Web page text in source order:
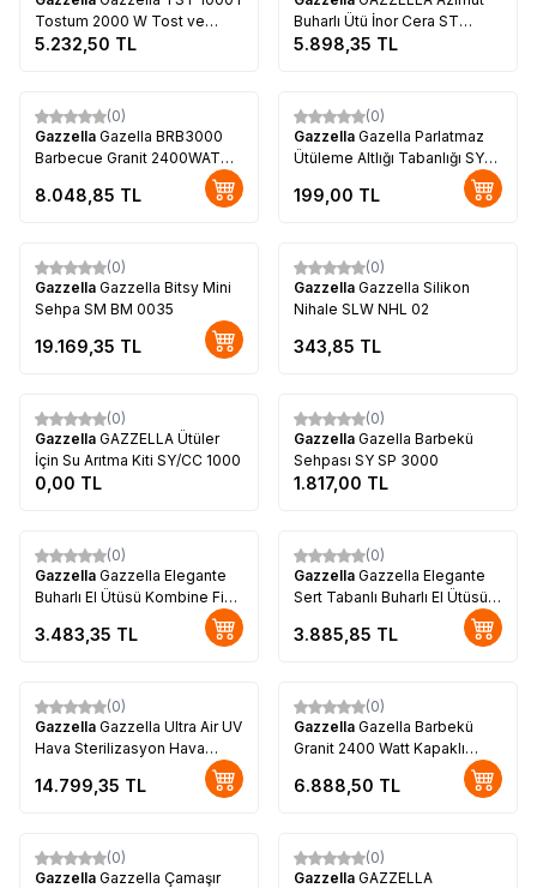
Tostum 2000 W Tost ve
Izgara Makinesi
5.232,50 TL
Buharlı Ütü İnor Cera ST
AZ1000 S
5.898,35 TL
(0)
Gazzella Gazella BRB3000
Barbecue Granit 2400WATT
Kapaklı Dumansız Elektrikli
Izgara Sehpalı
8.048,85 TL
(0)
Gazzella Gazella Parlatmaz
Ütüleme Altlığı Tabanlığı SY
199,00 TL
(0)
Gazzella Gazzella Bitsy Mini
Sehpa SM BM 0035
19.169,35 TL
(0)
Gazzella Gazzella Silikon
Nihale SLW NHL 02
343,85 TL
(0)
Gazzella GAZZELLA Ütüler
İçin Su Arıtma Kiti SY/CC 1000
0,00 TL
(0)
Gazzella Gazella Barbekü
Sehpası SY SP 3000
1.817,00 TL
(0)
Gazzella Gazzella Elegante
Buharlı El Ütüsü Kombine Fişli
3.483,35 TL
(0)
Gazzella Gazzella Elegante
Sert Tabanlı Buharlı El Ütüsü
3.885,85 TL
(0)
Gazzella Gazzella Ultra Air UV
Hava Sterilizasyon Hava
Temizleme Cihazı ST/UA
1000
14.799,35 TL
(0)
Gazzella Gazella Barbekü
Granit 2400 Watt Kapaklı
Dumansız Elektrikli Izgara
Brb3000
6.888,50 TL
(0)
Gazzella Gazzella Çamaşır
(0)
Gazzella GAZZELLA